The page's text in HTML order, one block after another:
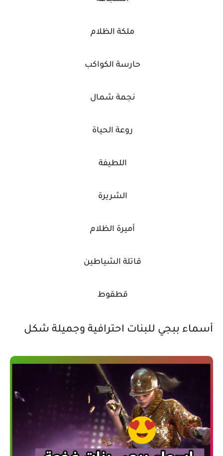
ملكة الظلام
حارسة الكواكب
نجمة شمال
روعة الحياة
اللطيفة
الشريرة
أميرة الظلام
قاتلة الشياطين
قطقوط
أسماء ببجي للبنات احترافية وجميلة شكل